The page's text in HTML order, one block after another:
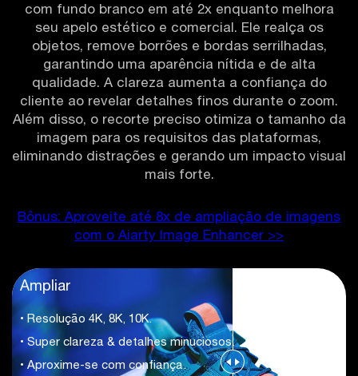
com fundo branco em até 2x enquanto melhora
seu apelo estético e comercial. Ele realça os
objetos, remove borrões e bordas serrilhadas,
garantindo uma aparência nítida e de alta
qualidade. A clareza aumenta a confiança do
cliente ao revelar detalhes finos durante o zoom.
Além disso, o recorte preciso otimiza o tamanho da
imagem para os requisitos das plataformas,
eliminando distrações e gerando um impacto visual
mais forte.
Bônus: Aproveite até 8x de ampliação de imagens
com o Aiarty Image Enhancer >>
Ampliar
• Resolução 4K, 8K, 10K.
• Super clareza & detalhes minuciosos.
• Aproxime-se com confiança.